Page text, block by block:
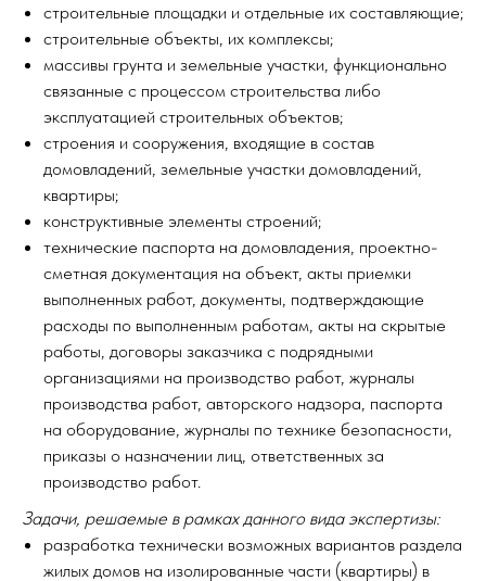
строительные площадки и отдельные их составляющие;
строительные объекты, их комплексы;
массивы грунта и земельные участки, функционально
связанные с процессом строительства либо
эксплуатацией строительных объектов;
строения и сооружения, входящие в состав
домовладений, земельные участки домовладений,
квартиры;
конструктивные элементы строений;
технические паспорта на домовладения, проектно-
сметная документация на объект, акты приемки
выполненных работ, документы, подтверждающие
расходы по выполненным работам, акты на скрытые
работы, договоры заказчика с подрядными
организациями на производство работ, журналы
производства работ, авторского надзора, паспорта
на оборудование, журналы по технике безопасности,
приказы о назначении лиц, ответственных за
производство работ.
Задачи, решаемые в рамках данного вида экспертизы:
разработка технически возможных вариантов раздела
жилых домов на изолированные части (квартиры) в